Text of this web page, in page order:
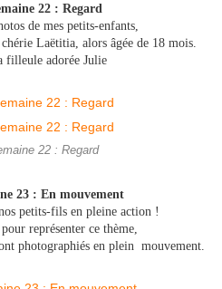
22 : Regard
de mes petits-enfants,
Laëtitia, alors âgée de 18 mois.
filleule adorée Julie
22 : Regard
23 : En mouvement
petits-fils en pleine action !
représenter ce thème,
photographiés en plein mouvement.